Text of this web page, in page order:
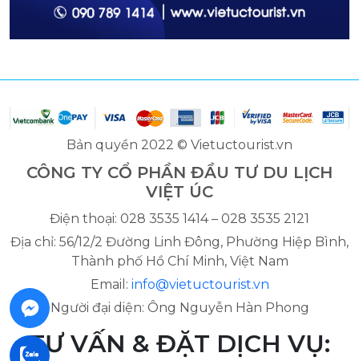
Bản quyền 2022 © Vietuctourist.vn
CÔNG TY CỔ PHẦN ĐẦU TƯ DU LỊCH
VIỆT ÚC
Điện thoại: 028 3535 1414 – 028 3535 2121
Địa chỉ: 56/12/2 Đường Linh Đông, Phường Hiệp Bình,
Thành phố Hồ Chí Minh, Việt Nam
Email: info@vietuctourist.vn
Người đại diện: Ông Nguyễn Hàn Phong
TƯ VẤN & ĐẶT DỊCH VỤ: